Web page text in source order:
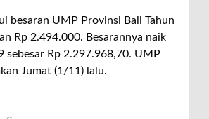
besaran UMP Provinsi Bali Tahun
Rp 2.494.000. Besarannya naik
sebesar Rp 2.297.968,70. UMP
Jumat (1/11) lalu.